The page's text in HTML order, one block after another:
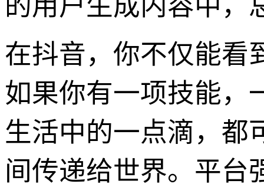
的用户生成内容中，
在抖音，你不仅能看
如果你有一项技能，
生活中的一点滴，都
间传递给世界。平台